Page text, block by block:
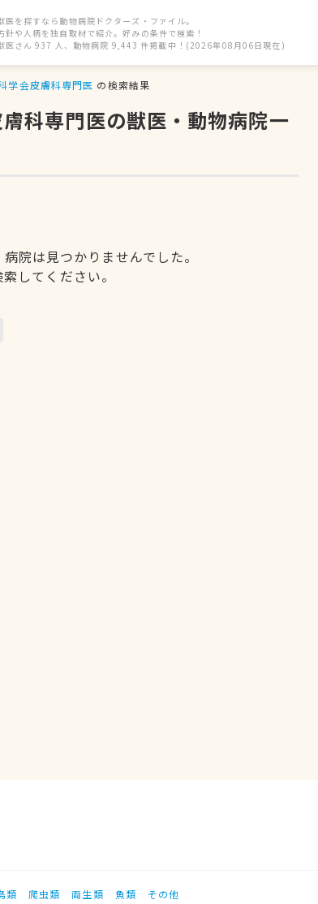
医を探すなら動物病院ドクターズ・ファイル。
針や人柄を独自取材で紹介。好みの条件で検索！
医さん 937 人、動物病院 9,443 件掲載中！(2026年08月06日現在)
学会皮膚科専門医 の検索結果
科専門医の獣医・動物病院一
院は見つかりませんでした。
してください。
類 爬虫類 両生類 魚類 その他